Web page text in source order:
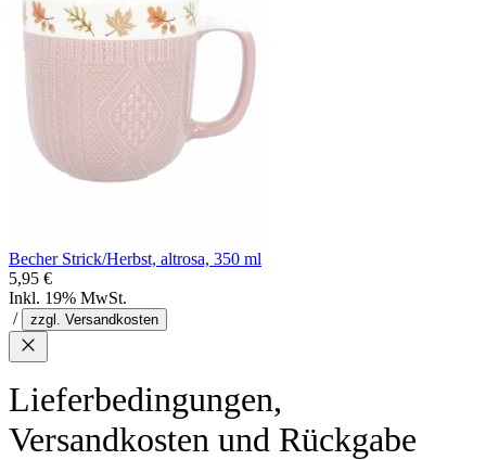
Becher Strick/Herbst, altrosa, 350 ml
5,95 €
Inkl. 19% MwSt.
/
zzgl. Versandkosten
Lieferbedingungen,
Versandkosten und Rückgabe